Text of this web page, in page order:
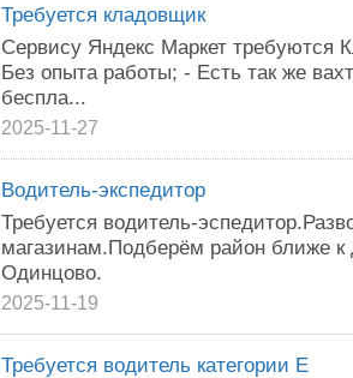
Требуется кладовщик
Сервису Яндекс Маркет требуются
Без опыта работы; - Есть так же
беспла...
2025-11-27
Водитель-экспедитор
Требуется водитель-
магазинам.Подберём район ближе к
Одинцово.
2025-11-19
Требуется водитель категории Е